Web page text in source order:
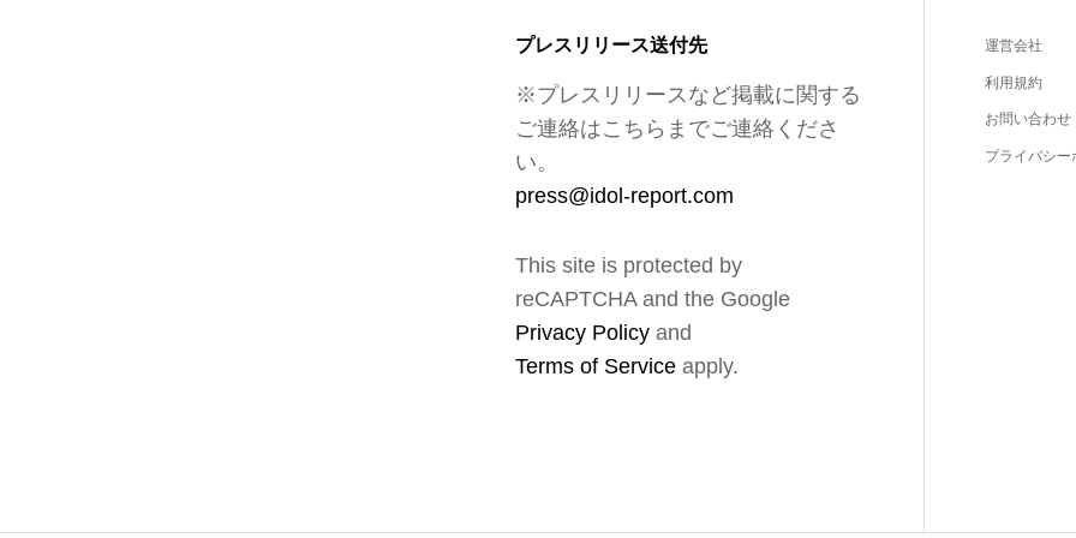
プレスリリース送付先
※プレスリリースなど掲載に関する
ご連絡はこちらまでご連絡くださ
い。
press@idol-report.com
This site is protected by
reCAPTCHA and the Google
Privacy Policyand
Terms of Serviceapply.
運営会社
利用規約
お問い合わせ
プライバシー